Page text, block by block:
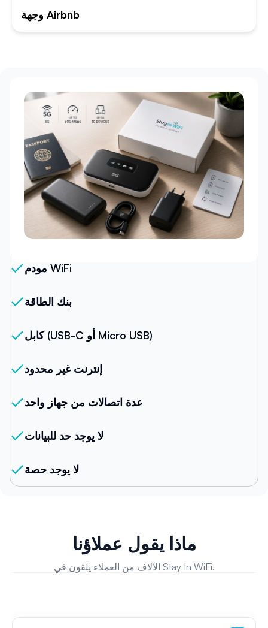
وجهة Airbnb
حزمتنا
مودم WiFi
بنك الطاقة
كابل (USB-C أو Micro USB)
إنترنت غير محدود
عدة اتصالات من جهاز واحد
لا يوجد حد للبيانات
لا يوجد حصة
ماذا يقول عملاؤنا
الآلاف من العملاء يثقون في Stay In WiFi.